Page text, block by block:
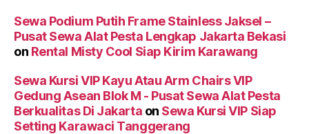
Sewa Podium Putih Frame Stainless Jaksel –
Pusat Sewa Alat Pesta Lengkap Jakarta Bekasi
on Rental Misty Cool Siap Kirim Karawang
Sewa Kursi VIP Kayu Atau Arm Chairs VIP
Gedung Asean Blok M - Pusat Sewa Alat Pesta
Berkualitas Di Jakarta on Sewa Kursi VIP Siap
Setting Karawaci Tanggerang